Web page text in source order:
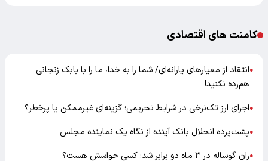
کامنت های اقتصادی
●انتقاد از معیارهای یارانه‌ای/ شما را به خدا، ما را با بابک زنجانی
هم‌رده نکنید!
●اجرای ارز تک‌نرخی در شرایط تحریمی؛ گزینه‌ای غیرممکن یا پرخطر؟
●پشت‌پرده انحلال بانک آینده از نگاه یک نماینده مجلس
●ران گوساله در ۳ ماه دو برابر شد؛ کسی حواسش هست؟